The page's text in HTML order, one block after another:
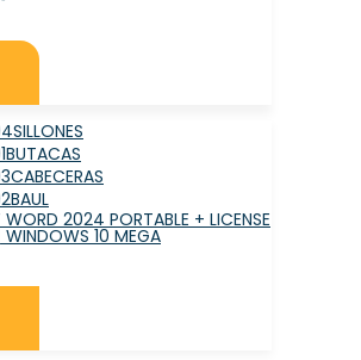
SILLONES
BUTACAS
CABECERAS
BAUL